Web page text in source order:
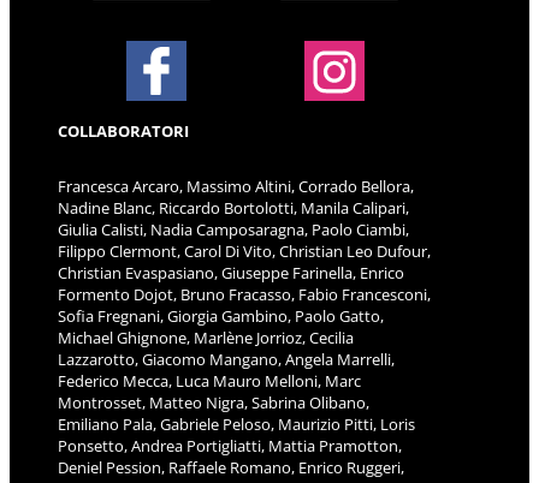
COLLABORATORI
Francesca Arcaro, Massimo Altini, Corrado Bellora,
Nadine Blanc, Riccardo Bortolotti, Manila Calipari,
Giulia Calisti, Nadia Camposaragna, Paolo Ciambi,
Filippo Clermont, Carol Di Vito, Christian Leo Dufour,
Christian Evaspasiano, Giuseppe Farinella, Enrico
Formento Dojot, Bruno Fracasso, Fabio Francesconi,
Sofia Fregnani, Giorgia Gambino, Paolo Gatto,
Michael Ghignone, Marlène Jorrioz, Cecilia
Lazzarotto, Giacomo Mangano, Angela Marrelli,
Federico Mecca, Luca Mauro Melloni, Marc
Montrosset, Matteo Nigra, Sabrina Olibano,
Emiliano Pala, Gabriele Peloso, Maurizio Pitti, Loris
Ponsetto, Andrea Portigliatti, Mattia Pramotton,
Deniel Pession, Raffaele Romano, Enrico Ruggeri,